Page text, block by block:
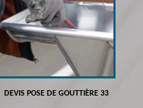
DEVIS POSE DE GOUTTIÈRE 33